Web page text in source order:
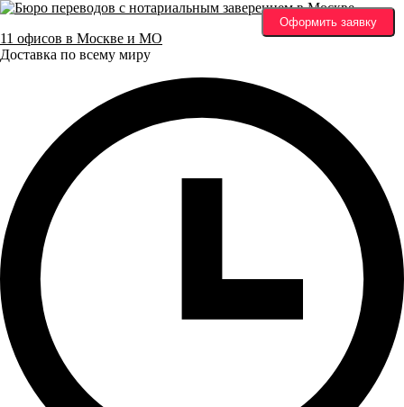
11 офисов в Москве и МО
Доставка по всему миру
Оформить заявку